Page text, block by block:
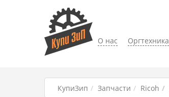
О нас Оргтехника
КупиЗип Запчасти Ricoh